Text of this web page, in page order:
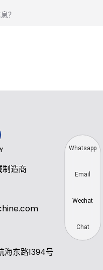
？
造商
海东路1394号
Whatsapp
Email
Wechat
Chat